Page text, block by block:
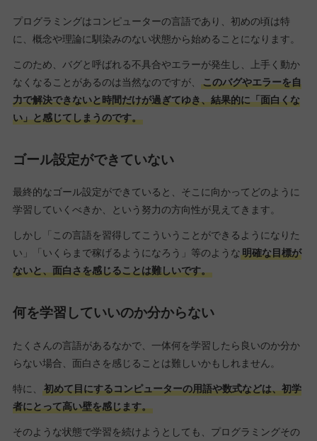
プログラミングはコンピューターの言語であり、初めの頃は特
に、概念や理論に馴染みのない状態から始めることになります。
このため、バグと呼ばれる不具合やエラーが発生し、上手く動か
なくなることがあるのは当然なのですが、
このバグやエラーを自
力で解決できないと時間だけが過ぎてゆき、結果的に「面白くな
い」と感じてしまうのです。
ゴール設定ができていない
最終的なゴール設定ができていると、そこに向かってどのように
学習していくべきか、という努力の方向性が見えてきます。
しかし「この言語を習得してこういうことができるようになりた
い」「いくらまで稼げるようになろう」等のような明確な目標が
ないと、面白さを感じることは難しいです。
何を学習していいのか分からない
たくさんの言語があるなかで、一体何を学習したら良いのか分か
らない場合、面白さを感じることは難しいかもしれません。
特に、
初めて目にするコンピューターの用語や数式などは、初学
者にとって高い壁を感じます。
そのような状態で学習を続けようとしても、プログラミングその